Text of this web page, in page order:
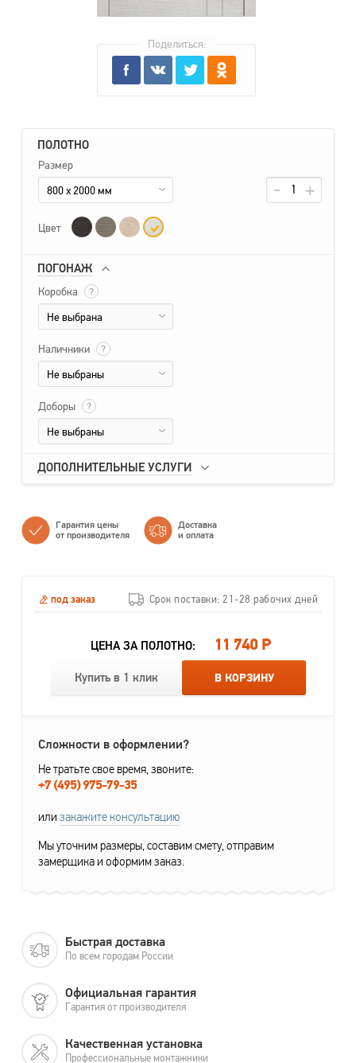
ПОЛОТНО
Размер
800 x 2000 мм
Цвет
ПОГОНАЖ
Коробка ?
Не выбрана
Наличники ?
Не выбраны
Доборы ?
Не выбраны
ДОПОЛНИТЕЛЬНЫЕ УСЛУГИ
Поделиться:
Гарантия цены
от производителя
Доставка
и оплата
под заказ Срок поставки: 21-28 рабочих дней
ЦЕНА ЗА ПОЛОТНО: 11 740 Р
Купить в 1 клик В КОРЗИНУ
Сложности в оформлении?
Не тратьте свое время, звоните:
+7 (495) 975-79-35
или закажите консультацию
Мы уточним размеры, составим смету, отправим
замерщика и оформим заказ.
Быстрая доставка
По всем городам России
Официальная гарантия
Гарантия от производителя
Качественная установка
Профессиональные монтажники